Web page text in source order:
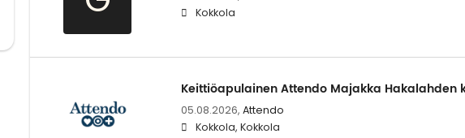
Kokkola
Keittiöapulainen Attendo Majakka Hakalahden
05.08.2026, Attendo
Kokkola, Kokkola